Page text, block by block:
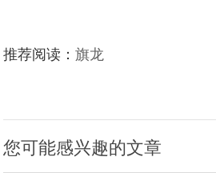
推荐阅读：旗龙
您可能感兴趣的文章